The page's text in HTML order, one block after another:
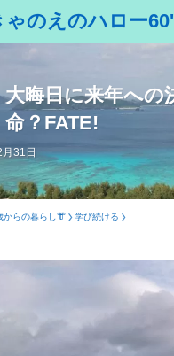
ゃのえのハロー
大晦日に来年への
命？FATE!
31日
からの暮らし👘 学び続ける